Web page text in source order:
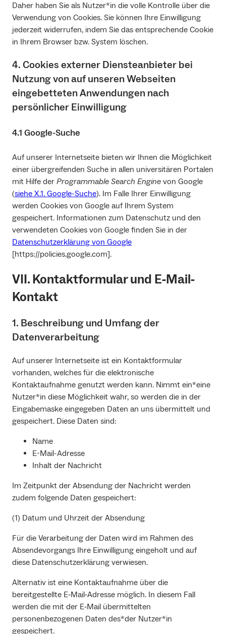
Daher haben Sie als Nutzer*in die volle Kontrolle über die
Verwendung von Cookies. Sie können Ihre Einwilligung
jederzeit widerrufen, indem Sie das entsprechende Cookie
in Ihrem Browser bzw. System löschen.
4. Cookies externer Diensteanbieter bei
Nutzung von auf unseren Webseiten
eingebetteten Anwendungen nach
persönlicher Einwilligung
4.1 Google-Suche
Auf unserer Internetseite bieten wir Ihnen die Möglichkeit
einer übergreifenden Suche in allen universitären Portalen
mit Hilfe der Programmable Search Engine von Google
(siehe X.1. Google-Suche). Im Falle Ihrer Einwilligung
werden Cookies von Google auf Ihrem System
gespeichert. Informationen zum Datenschutz und den
verwendeten Cookies von Google finden Sie in der
Datenschutzerklärung von Google
[https://policies.google.com].
VII. Kontaktformular und E‐Mail‐
Kontakt
1. Beschreibung und Umfang der
Datenverarbeitung
Auf unserer Internetseite ist ein Kontaktformular
vorhanden, welches für die elektronische
Kontaktaufnahme genutzt werden kann. Nimmt ein*eine
Nutzer*in diese Möglichkeit wahr, so werden die in der
Eingabemaske eingegeben Daten an uns übermittelt und
gespeichert. Diese Daten sind:
Name
E-Mail-Adresse
Inhalt der Nachricht
Im Zeitpunkt der Absendung der Nachricht werden
zudem folgende Daten gespeichert:
(1) Datum und Uhrzeit der Absendung
Für die Verarbeitung der Daten wird im Rahmen des
Absendevorgangs Ihre Einwilligung eingeholt und auf
diese Datenschutzerklärung verwiesen.
Alternativ ist eine Kontaktaufnahme über die
bereitgestellte E‐Mail‐Adresse möglich. In diesem Fall
werden die mit der E‐Mail übermittelten
personenbezogenen Daten des*der Nutzer*in
gespeichert.